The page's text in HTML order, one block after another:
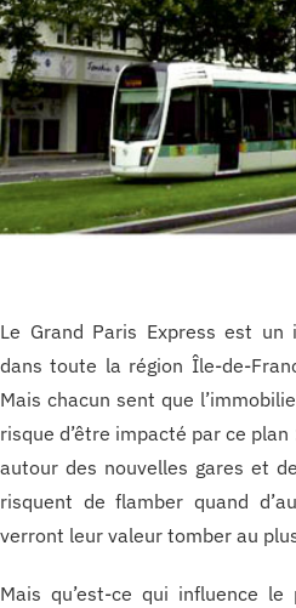
Le Grand Paris Express est
dans toute la région Île-de-
Mais chacun sent que
risque d’être impacté par ce
autour des nouvelles gares et
risquent de flamber quand
verront leur valeur tomber au
Mais qu’est-ce qui influence